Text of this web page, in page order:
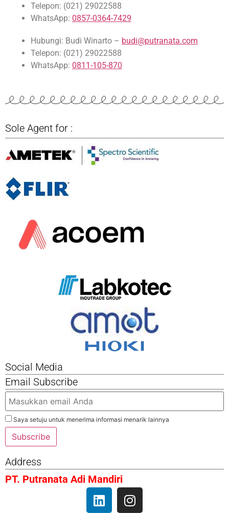
Telepon: (021) 29022588
WhatsApp: 0857-0364-7429
Hubungi: Budi Winarto – budi@putranata.com
Telepon: (021) 29022588
WhatsApp: 0811-105-870
Sole Agent for :
Social Media
Email Subscribe
Saya setuju untuk menerima informasi menarik lainnya
Subscribe
Address
PT. Putranata Adi Mandiri